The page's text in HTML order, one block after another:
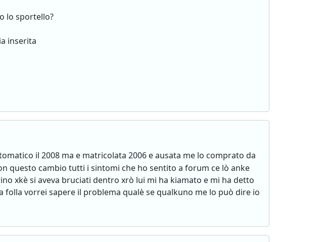
lo sportello?
inserita
il 2008 ma e matricolata 2006 e ausata me lo comprato da
questo cambio tutti i sintomi che ho sentito a forum ce lò anke
xkè si aveva bruciati dentro xrò lui mi ha kiamato e mi ha detto
vorrei sapere il problema qualè se qualkuno me lo può dire io